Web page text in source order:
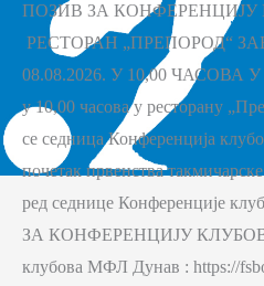
ПОЗИВ ЗА
РЕСТОРАН „ПРЕПОРОД“
08.08.2026. У 10,00 ЧАСОВА У
у 10,00 часова у ресторану
се седница Конференција
почетак првенства
ред седнице Конференције
ЗА КОНФЕРЕНЦИЈУ КЛУБОВА:
клубова МФЛ Дунав : https://